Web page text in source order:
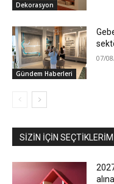
Dekorasyon
Gündem Haberleri
07/
SIZIN İÇIN